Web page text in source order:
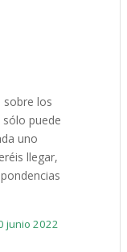
sobre los
sólo puede
uno
llegar,
junio 2022